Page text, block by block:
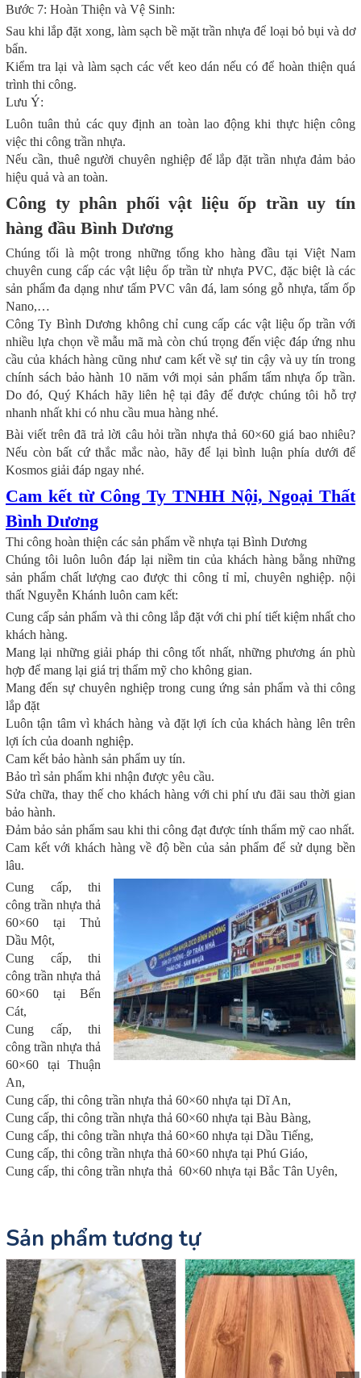
Bước 7: Hoàn Thiện và Vệ Sinh:
Sau khi lắp đặt xong, làm sạch bề mặt trần nhựa để loại bỏ bụi và dơ
bẩn.
Kiểm tra lại và làm sạch các vết keo dán nếu có để hoàn thiện quá
trình thi công.
Lưu Ý:
Luôn tuân thủ các quy định an toàn lao động khi thực hiện công
việc thi công trần nhựa.
Nếu cần, thuê người chuyên nghiệp để lắp đặt trần nhựa đảm bảo
hiệu quả và an toàn.
Công ty phân phối vật liệu ốp trần uy tín
hàng đầu Bình Dương
Chúng tối là một trong những tổng kho hàng đầu tại Việt Nam
chuyên cung cấp các vật liệu ốp trần từ nhựa PVC, đặc biệt là các
sản phẩm đa dạng như tấm PVC vân đá, lam sóng gỗ nhựa, tấm ốp
Nano,…
Công Ty Bình Dương không chỉ cung cấp các vật liệu ốp trần với
nhiều lựa chọn về mẫu mã mà còn chú trọng đến việc đáp ứng nhu
cầu của khách hàng cũng như cam kết về sự tin cậy và uy tín trong
chính sách bảo hành 10 năm với mọi sản phẩm tấm nhựa ốp trần.
Do đó, Quý Khách hãy liên hệ tại đây để được chúng tôi hỗ trợ
nhanh nhất khi có nhu cầu mua hàng nhé.
Bài viết trên đã trả lời câu hỏi trần nhựa thả 60×60 giá bao nhiêu?
Nếu còn bất cứ thắc mắc nào, hãy để lại bình luận phía dưới để
Kosmos giải đáp ngay nhé.
Cam kết từ Công Ty TNHH Nội, Ngoại Thất
Bình Dương
Thi công hoàn thiện các sản phẩm về nhựa tại Bình Dương
Chúng tôi luôn luôn đáp lại niềm tin của khách hàng bằng những
sản phẩm chất lượng cao được thi công tỉ mỉ, chuyên nghiệp. nội
thất Nguyễn Khánh luôn cam kết:
Cung cấp sản phẩm và thi công lắp đặt với chi phí tiết kiệm nhất cho
khách hàng.
Mang lại những giải pháp thi công tốt nhất, những phương án phù
hợp để mang lại giá trị thẩm mỹ cho không gian.
Mang đến sự chuyên nghiệp trong cung ứng sản phẩm và thi công
lắp đặt
Luôn tận tâm vì khách hàng và đặt lợi ích của khách hàng lên trên
lợi ích của doanh nghiệp.
Cam kết bảo hành sản phẩm uy tín.
Bảo trì sản phẩm khi nhận được yêu cầu.
Sửa chữa, thay thế cho khách hàng với chi phí ưu đãi sau thời gian
bảo hành.
Đảm bảo sản phẩm sau khi thi công đạt được tính thẩm mỹ cao nhất.
Cam kết với khách hàng về độ bền của sản phẩm để sử dụng bền
lâu.
Cung cấp, thi
công trần nhựa thả
60×60 tại Thủ
Dầu Một,
Cung cấp, thi
công trần nhựa thả
60×60 tại Bến
Cát,
Cung cấp, thi
công trần nhựa thả
60×60 tại Thuận
An,
Cung cấp, thi công trần nhựa thả 60×60 nhựa tại Dĩ An,
Cung cấp, thi công trần nhựa thả 60×60 nhựa tại Bàu Bàng,
Cung cấp, thi công trần nhựa thả 60×60 nhựa tại Dầu Tiếng,
Cung cấp, thi công trần nhựa thả 60×60 nhựa tại Phú Giáo,
Cung cấp, thi công trần nhựa thả 60×60 nhựa tại Bắc Tân Uyên,
Sản phẩm tương tự